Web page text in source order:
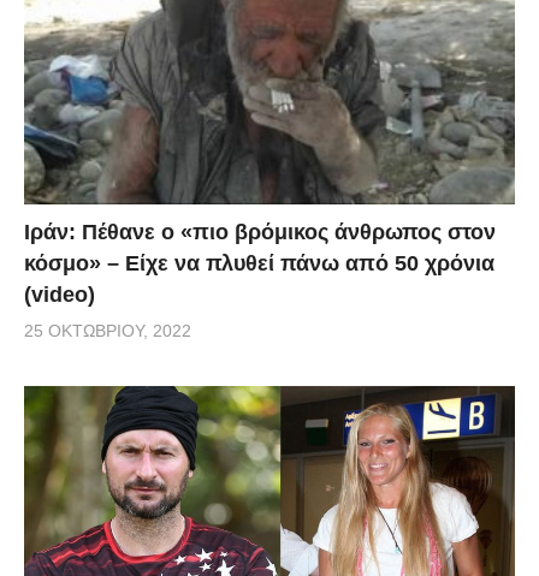
Ιράν: Πέθανε ο «πιο βρόμικος άνθρωπος στον
κόσμο» – Είχε να πλυθεί πάνω από 50 χρόνια
(video)
25 ΟΚΤΩΒΡΊΟΥ, 2022